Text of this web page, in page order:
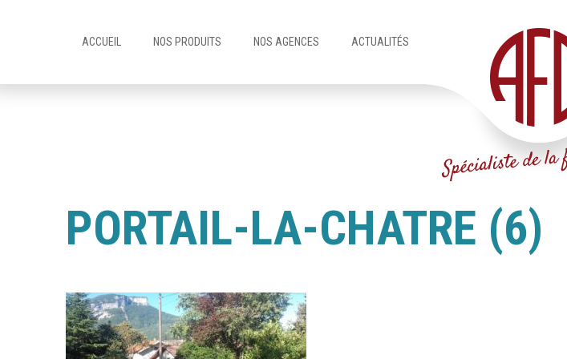
ACCUEIL NOS PRODUITS NOS AGENCES ACTUALITÉS
PORTAIL-LA-CHATRE (6)